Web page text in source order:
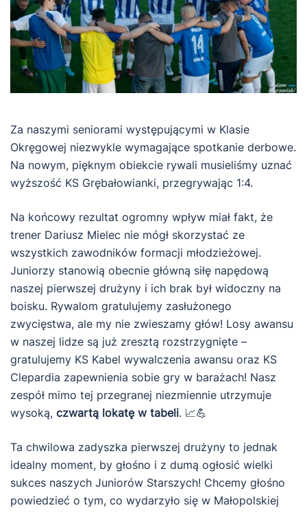
Za naszymi seniorami występującymi w Klasie
Okręgowej niezwykle wymagające spotkanie derbowe.
Na nowym, pięknym obiekcie rywali musieliśmy uznać
wyższość KS Grębałowianki, przegrywając 1:4.
Na końcowy rezultat ogromny wpływ miał fakt, że
trener Dariusz Mielec nie mógł skorzystać ze
wszystkich zawodników formacji młodzieżowej.
Juniorzy stanowią obecnie główną siłę napędową
naszej pierwszej drużyny i ich brak był widoczny na
boisku. Rywalom gratulujemy zasłużonego
zwycięstwa, ale my nie zwieszamy głów! Losy awansu
w naszej lidze są już zresztą rozstrzygnięte –
gratulujemy KS Kabel wywalczenia awansu oraz KS
Clepardia zapewnienia sobie gry w barażach! Nasz
zespół mimo tej przegranej niezmiennie utrzymuje
wysoką, czwartą lokatę w tabeli. 📈💪
Ta chwilowa zadyszka pierwszej drużyny to jednak
idealny moment, by głośno i z dumą ogłosić wielki
sukces naszych Juniorów Starszych! Chcemy głośno
powiedzieć o tym, co wydarzyło się w Małopolskiej